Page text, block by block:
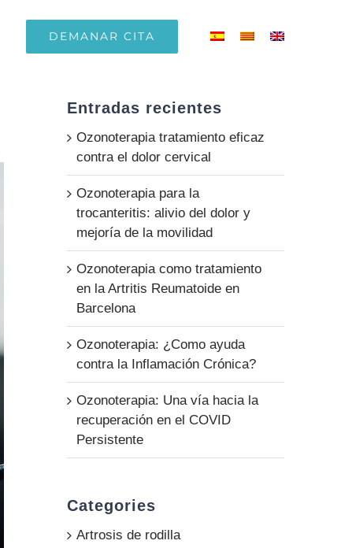
DEMANAR CITA
Entradas recientes
Ozonoterapia tratamiento eficaz
contra el dolor cervical
Ozonoterapia para la
trocanteritis: alivio del dolor y
mejoría de la movilidad
Ozonoterapia como tratamiento
en la Artritis Reumatoide en
Barcelona
Ozonoterapia: ¿Como ayuda
contra la Inflamación Crónica?
Ozonoterapia: Una vía hacia la
recuperación en el COVID
Persistente
Categories
Artrosis de rodilla